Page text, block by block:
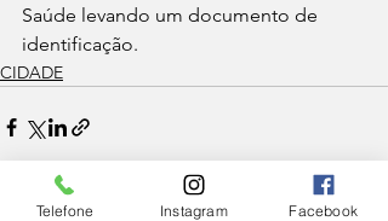
Saúde levando um documento de
identificação.
CIDADE
Telefone Instagram Facebook